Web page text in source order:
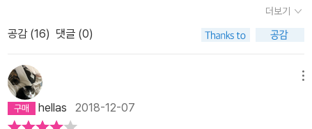
고 넘어가려고 해도, 이럴 때 욕하게 되는 대상은 결국 번역자다. 민음
사 세계문학전집을 다 가지고 있는 건 아니지만 꽤 여러 권을 가지고
있고 그 중에는 (기존 번역서에 비해) 번역이 훌륭한 책도 많지만, 아
쉽게도 이 책은 번역이 나쁜 축에 속한다고밖에 볼 수 없다. 가령 소설
의 마지막 부분.'선생님이 여기 계신가요?' 마일스는 감긴 눈으로 내
말이 들리는 방향을 감지하며 숨을 헐떡였다. '선생님'이라는 마일스
더보기
공감 (16) 댓글 (0)
hellas 2018-12-07